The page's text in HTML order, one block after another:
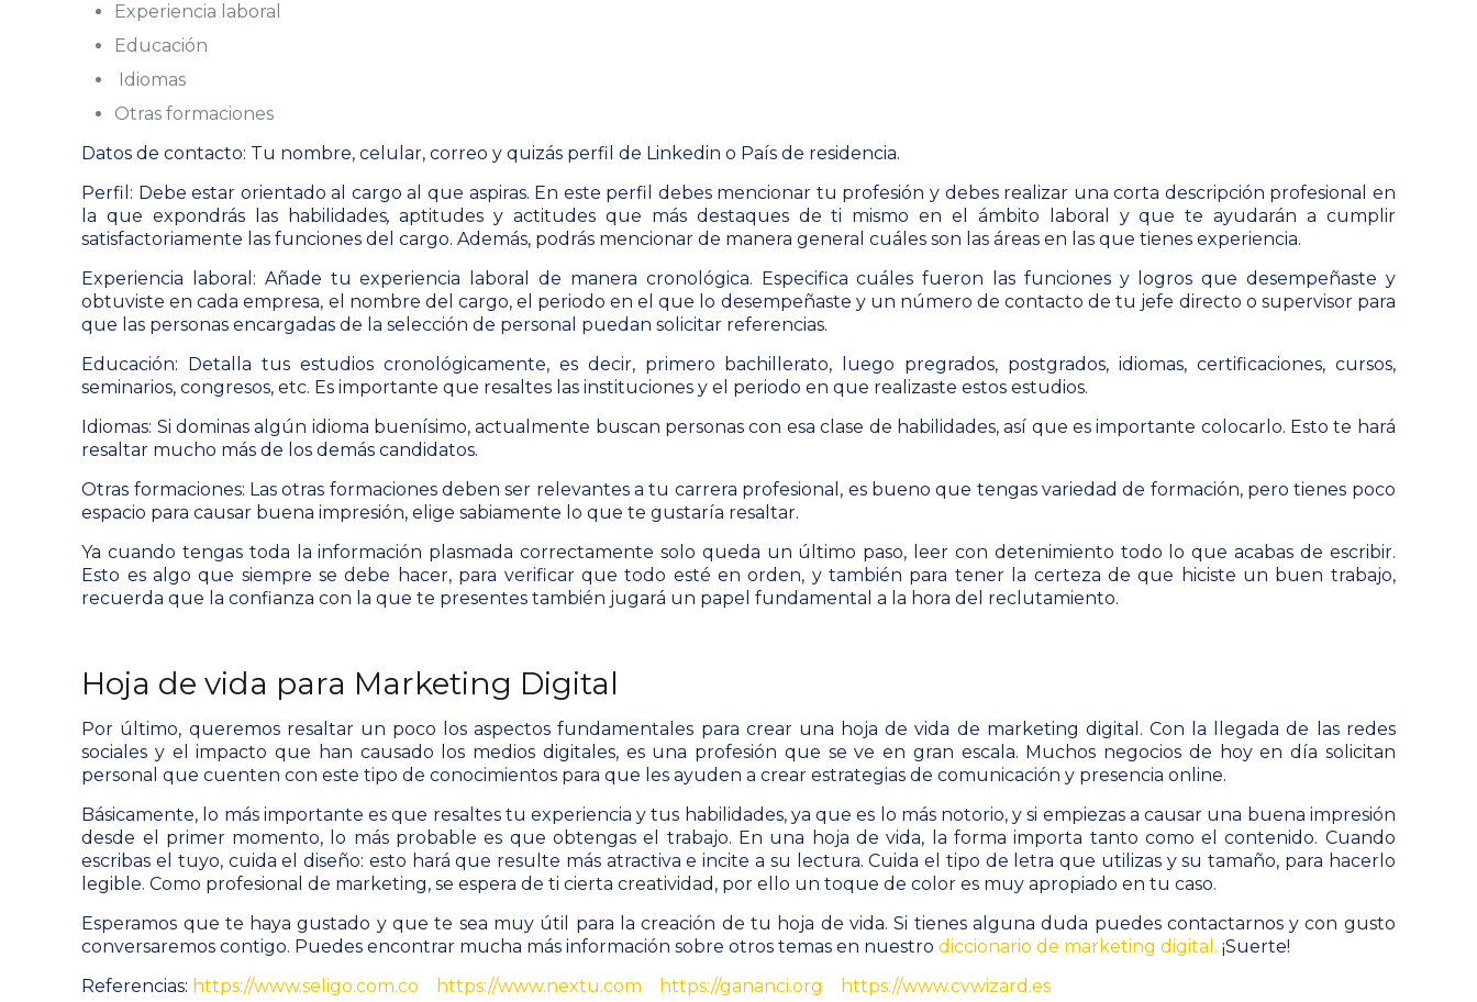
Experiencia laboral
Educación
Idiomas
Otras formaciones
Datos de contacto: Tu nombre, celular, correo y quizás perfil de Linkedin o País de residencia.
Perfil: Debe estar orientado al cargo al que aspiras. En este perfil debes mencionar tu profesión y debes realizar una corta descripción profesional en
la que expondrás las habilidades,aptitudes y actitudes que más destaques de ti mismo en el ámbito laboral y que te ayudarán a cumplir
satisfactoriamente las funciones del cargo. Además, podrás mencionar de manera general cuáles son las áreas en las que tienes experiencia.
Experiencia laboral: Añade tu experiencia laboral de manera cronológica. Especifica cuáles fueron las funciones y logros que desempeñaste y
obtuviste en cada empresa, el nombre del cargo, el periodo en el que lo desempeñaste y un número de contacto de tu jefe directo o supervisor para
que las personas encargadas de la selección de personal puedan solicitar referencias.
Educación: Detalla tus estudios cronológicamente, es decir, primero bachillerato, luego pregrados, postgrados, idiomas, certificaciones, cursos,
seminarios, congresos, etc. Es importante que resaltes las instituciones y el periodo en que realizaste estos estudios.
Idiomas: Si dominas algún idioma buenísimo, actualmente buscan personas con esa clase de habilidades, así que es importante colocarlo. Esto te hará
resaltar mucho más de los demás candidatos.
Otras formaciones: Las otras formaciones deben ser relevantes a tu carrera profesional, es bueno que tengas variedad de formación, pero tienes poco
espacio para causar buena impresión, elige sabiamente lo que te gustaría resaltar.
Ya cuando tengas toda la información plasmada correctamente solo queda un último paso, leer con detenimiento todo lo que acabas de escribir.
Esto es algo que siempre se debe hacer, para verificar que todo esté en orden, y también para tener la certeza de que hiciste un buen trabajo,
recuerda que la confianza con la que te presentes también jugará un papel fundamental a la hora del reclutamiento.
Hoja de vida para Marketing Digital
Por último, queremos resaltar un poco los aspectos fundamentales para crear una hoja de vida de marketing digital. Con la llegada de las redes
sociales y el impacto que han causado los medios digitales, es una profesión que se ve en gran escala. Muchos negocios de hoy en día solicitan
personal que cuenten con este tipo de conocimientos para que les ayuden a crear estrategias de comunicación y presencia online.
Básicamente, lo más importante es que resaltes tu experiencia y tus habilidades, ya que es lo más notorio, y si empiezas a causar una buena impresión
desde el primer momento, lo más probable es que obtengas el trabajo. En una hoja de vida, la forma importa tanto como el contenido. Cuando
escribas el tuyo, cuida el diseño: esto hará que resulte más atractiva e incite a su lectura. Cuida el tipo de letra que utilizas y su tamaño, para hacerlo
legible. Como profesional de marketing, se espera de ti cierta creatividad, por ello un toque de color es muy apropiado en tu caso.
Esperamos que te haya gustado y que te sea muy útil para la creación de tu hoja de vida. Si tienes alguna duda puedes contactarnos y con gusto
conversaremos contigo. Puedes encontrar mucha más información sobre otros temas en nuestrodiccionario de marketing digital.¡Suerte!
Referencias: https://www.seligo.com.co https://www.nextu.com https://gananci.org https://www.cvwizard.es